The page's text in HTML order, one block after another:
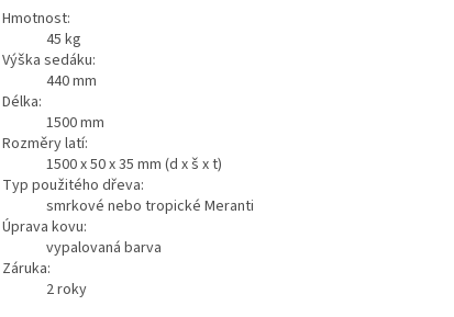
Hmotnost:
45 kg
Výška sedáku:
440 mm
Délka:
1500 mm
Rozměry latí:
1500 x 50 x 35 mm (d x š x t)
Typ použitého dřeva:
smrkové nebo tropické Meranti
Úprava kovu:
vypalovaná barva
Záruka:
2 roky